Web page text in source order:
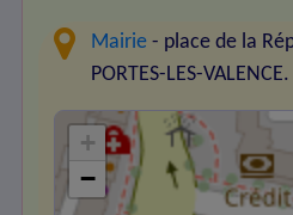
Mairie - place de la
PORTES-LES-VALENCE.
+
−